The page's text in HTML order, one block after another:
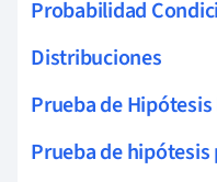
Probabilidad
Distribuciones
Prueba de
Prueba de